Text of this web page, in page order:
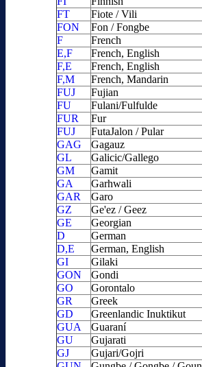
FT
Fiote / Vili
FON
Fon / Fongbe
F
French
E,F
French, English
F,E
French, English
F,M
French, Mandarin
FUJ
Fujian
FU
Fulani/Fulfulde
FUR
Fur
FUJ
FutaJalon / Pular
GAG
Gagauz
GL
Galicic/Gallego
GM
Gamit
GA
Garhwali
GAR
Garo
GZ
Ge'ez / Geez
GE
Georgian
D
German
D,E
German, English
GI
Gilaki
GON
Gondi
GO
Gorontalo
GR
Greek
GD
Greenlandic Inuktikut
GUA
Guaraní
GU
Gujarati
GJ
Gujari/Gojri